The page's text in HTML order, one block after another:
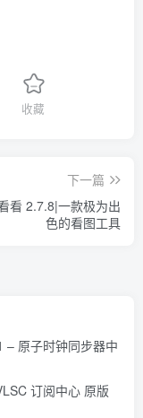
收藏
下一篇
看 2.7.8|一款极为出
色的看图工具
原子时钟同步器中
订阅中心 原版